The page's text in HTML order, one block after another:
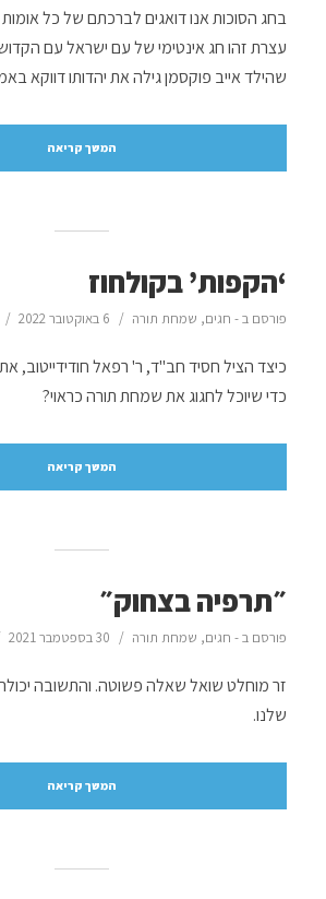
בחג הסוכות אנו דואגים לברכתם של כל
עצרת זהו חג אינטימי של עם ישראל עם
שהילד אייב פוקסמן גילה את יהדותו דווקא
המשך קריאה
‘הקפות’ בקולחוז
פורסם ב - חגים, שמחת תורה 6 באוקטובר 2022
כיצד הציל חסיד חב"ד, ר' רפאל חודידייטוב,
כדי שיוכל לחגוג את שמחת תורה כראוי?
המשך קריאה
״תרפיה בצחוק״
פורסם ב - חגים, שמחת תורה 30 בספטמבר 2021
זר מוחלט שואל שאלה פשוטה. והתשובה
שלנו.
המשך קריאה